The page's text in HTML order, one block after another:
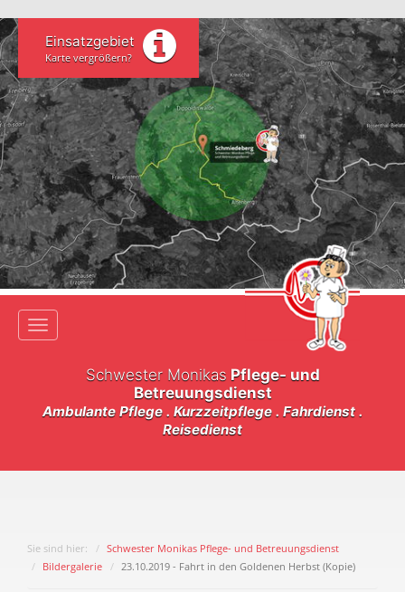
Einsatzgebiet
Karte vergrößern?
Toggle navigation
Schwester Monikas Pflege- und
Betreuungsdienst
Ambulante Pflege . Kurzzeitpflege . Fahrdienst .
Reisedienst
Sie sind hier:
Schwester Monikas Pflege- und Betreuungsdienst
Bildergalerie
23.10.2019 - Fahrt in den Goldenen Herbst (Kopie)